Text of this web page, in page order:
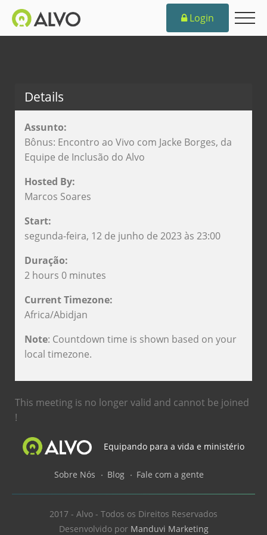
Login
Details
Assunto:
Bônus: Encontro ao Vivo com Jacke Borges, da
Equipe de Inclusão do Alvo
Hosted By:
Marcos Soares
Start:
segunda-feira, 12 de junho de 2023 às 23:00
Duração:
2 hours 0 minutes
Current Timezone:
Africa/Abidjan
Note: Countdown time is shown based on your
local timezone.
This meeting is no longer valid and cannot be joined
!
Equipando para a vida e ministério
Sobre Nós Blog Fale com a gente
2017 - Alvo - Todos os Direitos Reservados
Desenvolvido por Manduvi Marketing